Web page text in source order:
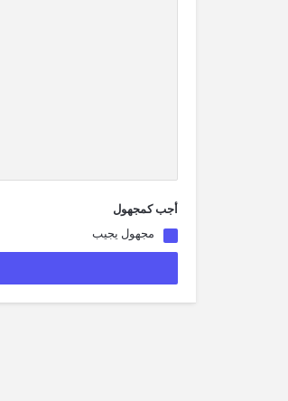
أجب كمجهول
مجهول يجيب